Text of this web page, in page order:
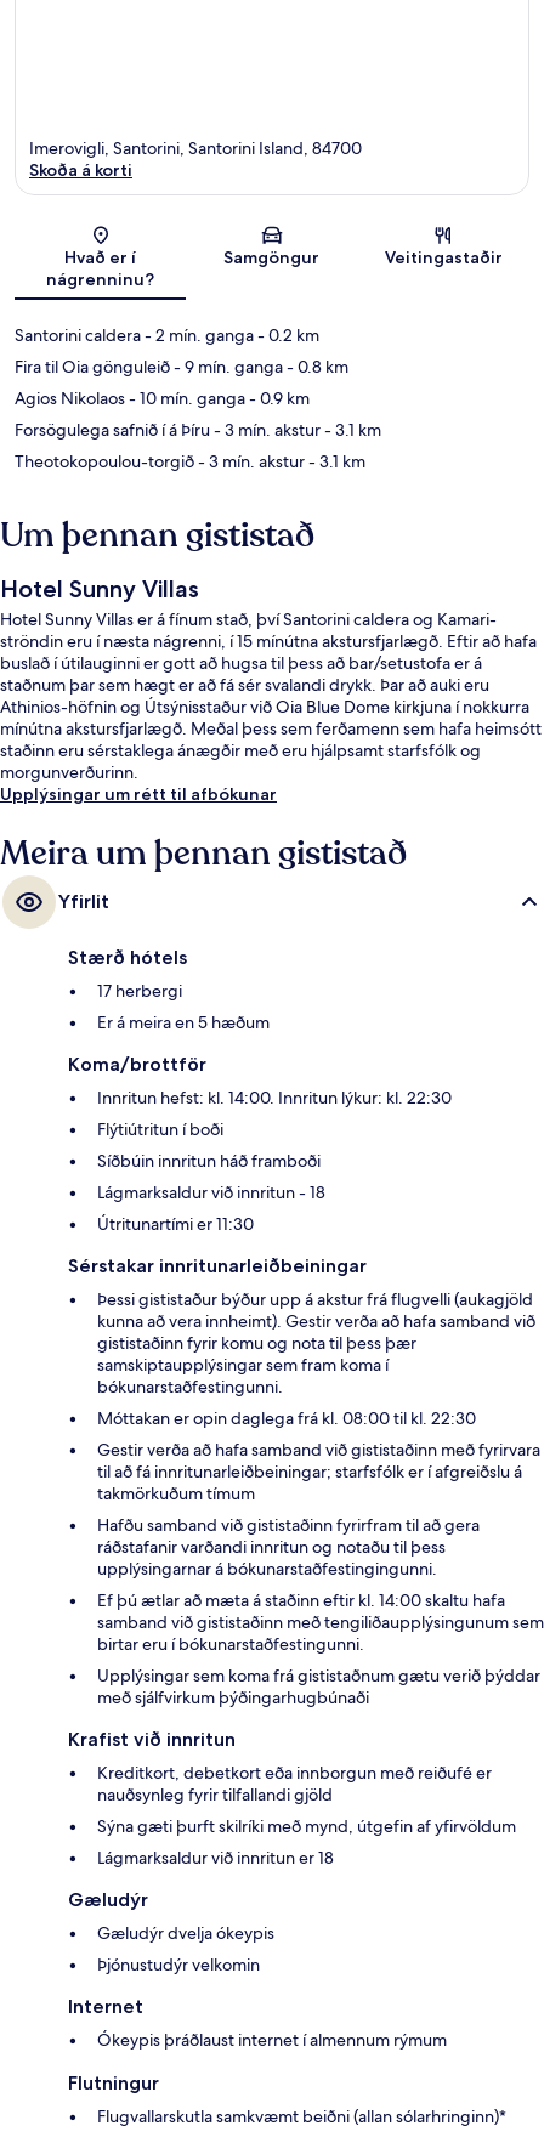
Kort
Imerovigli, Santorini, Santorini Island, 84700
Skoða á korti
Hvað er í
nágrenninu?
Samgöngur Veitingastaðir
Santorini caldera- 2 mín. ganga- 0.2 km
Fira til Oia gönguleið- 9 mín. ganga- 0.8 km
Agios Nikolaos- 10 mín. ganga- 0.9 km
Forsögulega safnið í á Þíru- 3 mín. akstur- 3.1 km
Theotokopoulou-torgið- 3 mín. akstur- 3.1 km
Um þennan gististað
Hotel Sunny Villas
Hotel Sunny Villas er á fínum stað, því Santorini caldera og Kamari-
ströndin eru í næsta nágrenni, í 15 mínútna akstursfjarlægð. Eftir að hafa
buslað í útilauginni er gott að hugsa til þess að bar/setustofa er á
staðnum þar sem hægt er að fá sér svalandi drykk. Þar að auki eru
Athinios-höfnin og Útsýnisstaður við Oia Blue Dome kirkjuna í nokkurra
mínútna akstursfjarlægð. Meðal þess sem ferðamenn sem hafa heimsótt
staðinn eru sérstaklega ánægðir með eru hjálpsamt starfsfólk og
morgunverðurinn.
Upplýsingar um rétt til afbókunar
Meira um þennan gististað
Yfirlit
Stærð hótels
17 herbergi
Er á meira en 5 hæðum
Koma/brottför
Innritun hefst: kl. 14:00. Innritun lýkur: kl. 22:30
Flýtiútritun í boði
Síðbúin innritun háð framboði
Lágmarksaldur við innritun - 18
Útritunartími er 11:30
Sérstakar innritunarleiðbeiningar
Þessi gististaður býður upp á akstur frá flugvelli (aukagjöld
kunna að vera innheimt). Gestir verða að hafa samband við
gististaðinn fyrir komu og nota til þess þær
samskiptaupplýsingar sem fram koma í
bókunarstaðfestingunni.
Móttakan er opin daglega frá kl. 08:00 til kl. 22:30
Gestir verða að hafa samband við gististaðinn með fyrirvara
til að fá innritunarleiðbeiningar; starfsfólk er í afgreiðslu á
takmörkuðum tímum
Hafðu samband við gististaðinn fyrirfram til að gera
ráðstafanir varðandi innritun og notaðu til þess
upplýsingarnar á bókunarstaðfestingingunni.
Ef þú ætlar að mæta á staðinn eftir kl. 14:00 skaltu hafa
samband við gististaðinn með tengiliðaupplýsingunum sem
birtar eru í bókunarstaðfestingunni.
Upplýsingar sem koma frá gististaðnum gætu verið þýddar
með sjálfvirkum þýðingarhugbúnaði
Krafist við innritun
Kreditkort, debetkort eða innborgun með reiðufé er
nauðsynleg fyrir tilfallandi gjöld
Sýna gæti þurft skilríki með mynd, útgefin af yfirvöldum
Lágmarksaldur við innritun er 18
Gæludýr
Gæludýr dvelja ókeypis
Þjónustudýr velkomin
Internet
Ókeypis þráðlaust internet í almennum rýmum
Flutningur
Flugvallarskutla samkvæmt beiðni (allan sólarhringinn)*